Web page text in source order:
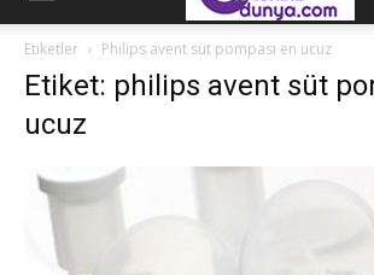
Etiketler Philips avent süt pompası en ucuz
Etiket: philips avent süt
ucuz